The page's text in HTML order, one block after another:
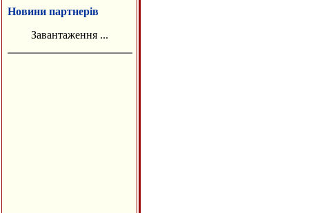
Новини партнерів
Завантаження ...